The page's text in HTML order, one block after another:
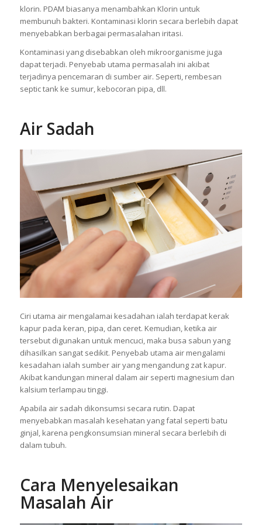
klorin. PDAM biasanya menambahkan Klorin untuk
membunuh bakteri. Kontaminasi klorin secara berlebih dapat
menyebabkan berbagai permasalahan iritasi.
Kontaminasi yang disebabkan oleh mikroorganisme juga
dapat terjadi. Penyebab utama permasalah ini akibat
terjadinya pencemaran di sumber air. Seperti, rembesan
septic tank ke sumur, kebocoran pipa, dll.
Air Sadah
Ciri utama air mengalamai kesadahan ialah terdapat kerak
kapur pada keran, pipa, dan ceret. Kemudian, ketika air
tersebut digunakan untuk mencuci, maka busa sabun yang
dihasilkan sangat sedikit. Penyebab utama air mengalami
kesadahan ialah sumber air yang mengandung zat kapur.
Akibat kandungan mineral dalam air seperti magnesium dan
kalsium terlampau tinggi.
Apabila air sadah dikonsumsi secara rutin. Dapat
menyebabkan masalah kesehatan yang fatal seperti batu
ginjal, karena pengkonsumsian mineral secara berlebih di
dalam tubuh.
Cara Menyelesaikan
Masalah Air